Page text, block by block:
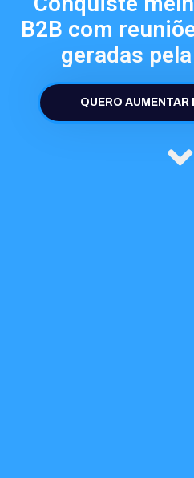
B2B com
geradas pela
QUERO AUMENTAR